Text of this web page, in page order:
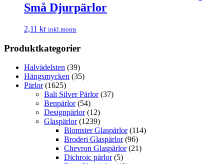
Små Djurpärlor
2,11 kr inkl.moms
Produktkategorier
Halvädelsten (39)
Hängsmycken (35)
Pärlor (1625)
Bali Silver Pärlor (37)
Benpärlor (54)
Designpärlor (12)
Glaspärlor (1239)
Blomster Glaspärlor (114)
Broderi Glaspärlor (96)
Chevron Glaspärlor (21)
Dichroic pärlor (5)